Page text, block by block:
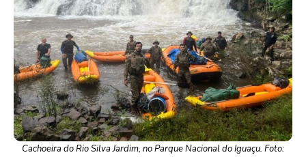
Cachoeira do Rio Silva Jardim, no Parque Nacional do Iguaçu. Foto: